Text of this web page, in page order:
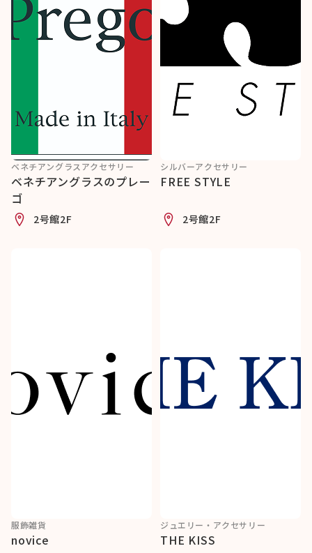
ベネチアングラスアクセサリー
ベネチアングラスのプレー
ゴ
2号館2F
シルバーアクセサリー
FREE STYLE
2号館2F
服飾雑貨
novice
ジュエリー・アクセサリー
THE KISS